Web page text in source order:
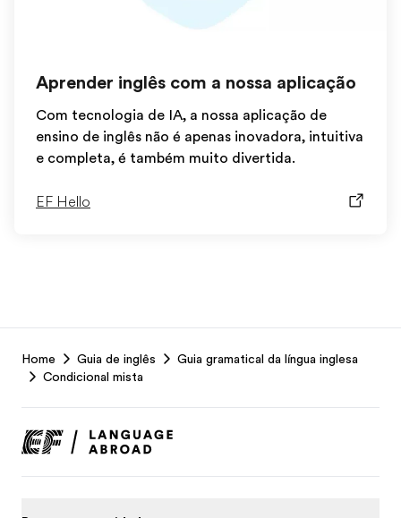
Aprender inglês com a nossa aplicação
Com tecnologia de IA, a nossa aplicação de
ensino de inglês não é apenas inovadora, intuitiva
e completa, é também muito divertida.
EF Hello
Footer
Home Guia de inglês
Guia gramatical da língua inglesa
Condicional mista